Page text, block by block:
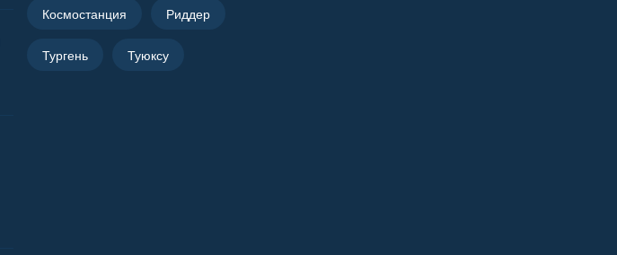
Космостанция Риддер
Тургень Туюксу